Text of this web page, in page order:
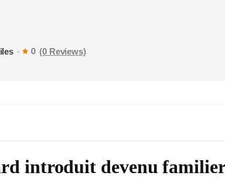
SPOTS
MARTINIQUE
0 (0 Reviews)
introduit devenu